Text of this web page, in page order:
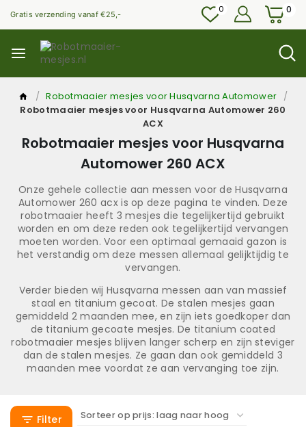
Gratis verzending vanaf €25,- 0 0
/ Robotmaaier mesjes voor Husqvarna Automower /
Robotmaaier mesjes voor Husqvarna Automower 260
ACX
Robotmaaier mesjes voor Husqvarna
Automower 260 ACX
Onze gehele collectie aan messen voor de Husqvarna
Automower 260 acx is op deze pagina te vinden. Deze
robotmaaier heeft 3 mesjes die tegelijkertijd gebruikt
worden en om deze reden ook tegelijkertijd vervangen
moeten worden. Voor een optimaal gemaaid gazon is
het verstandig om deze messen allemaal gelijktijdig te
vervangen.
Verder bieden wij Husqvarna messen aan van massief
staal en titanium gecoat. De stalen mesjes gaan
gemiddeld 2 maanden mee, en zijn iets goedkoper dan
de titanium gecoate mesjes. De titanium coated
robotmaaier mesjes blijven langer scherp en zijn steviger
dan de stalen mesjes. Ze gaan dan ook gemiddeld 3
maanden mee voordat ze aan vervanging toe zijn.
Filter